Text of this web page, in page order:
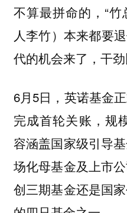
不算最拼命的，“
人李竹）本来都要
代的机会来了，干
6月5日，英诺基金
完成首轮关账，规
容涵盖国家级引导
场化母基金及上市
创三期基金还是国